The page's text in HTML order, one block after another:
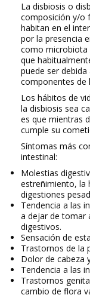
La disbiosis o
composición y/o
habitan en el
por la presencia
como microbiota
que
puede ser
componentes de
Los hábitos de
la disbiosis sea
es que mientras
cumple su
Síntomas más
intestinal:
Molestias
estreñimiento, la
digestiones
Tendencia a las
a dejar de tomar
digestivos.
Sensación de
Trastornos de la
Dolor de cabeza
Tendencia a las
Trastornos
cambio de flora